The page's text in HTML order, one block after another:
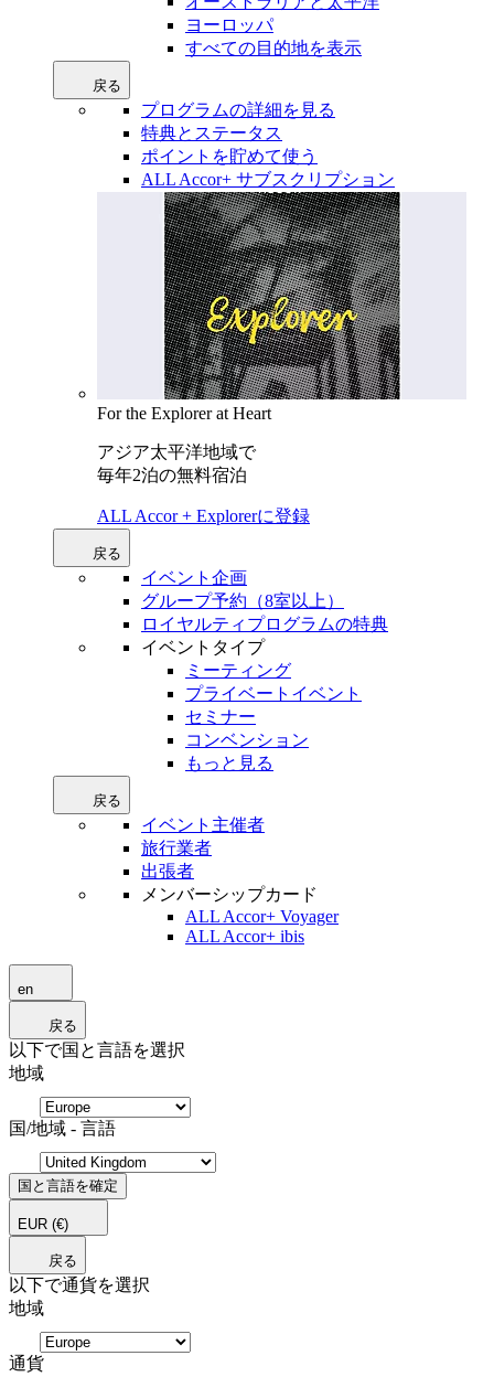
ヨーロッパ
すべての目的地を表示
戻る
プログラムの詳細を見る
特典とステータス
ポイントを貯めて使う
ALL Accor+ サブスクリプション
For the Explorer at Heart
アジア太平洋地域で
毎年2泊の無料宿泊
ALL Accor + Explorerに登録
戻る
イベント企画
グループ予約（8室以上）
ロイヤルティプログラムの特典
イベントタイプ
ミーティング
プライベートイベント
セミナー
コンベンション
もっと見る
戻る
イベント主催者
旅行業者
出張者
メンバーシップカード
ALL Accor+ Voyager
ALL Accor+ ibis
en
戻る
以下で国と言語を選択
地域
国/地域 - 言語
国と言語を確定
EUR (€)
戻る
以下で通貨を選択
地域
通貨